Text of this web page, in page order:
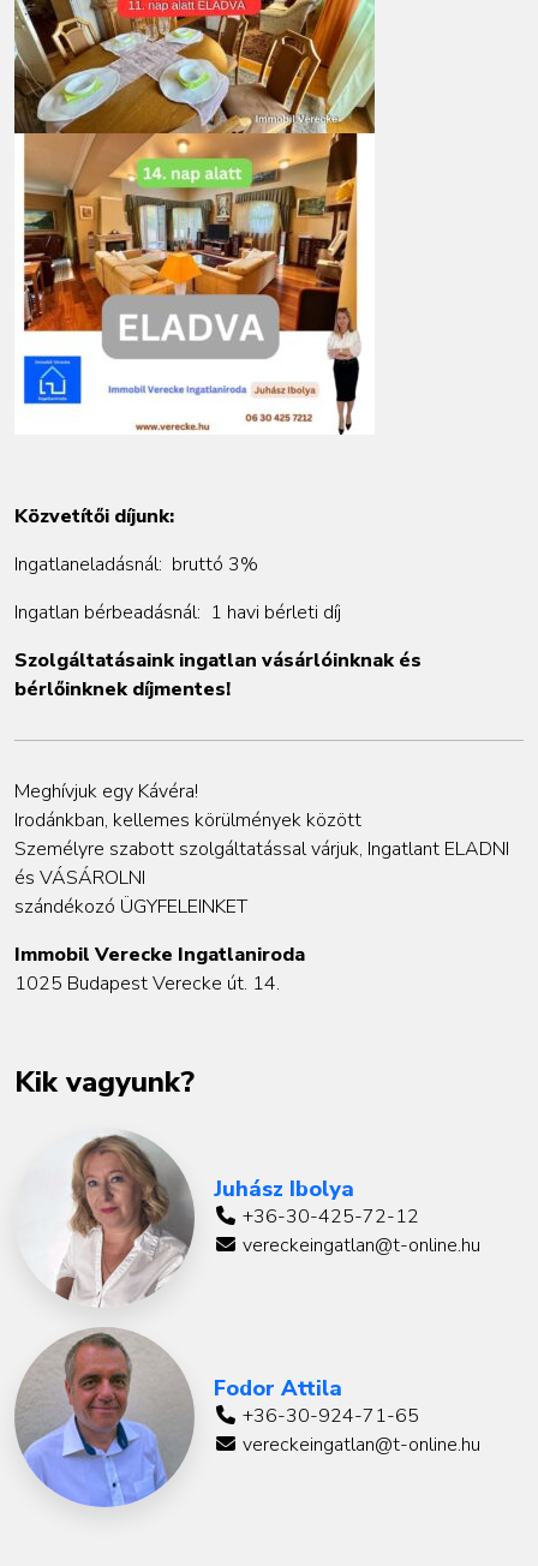
Közvetítői díjunk:
Ingatlaneladásnál: bruttó 3%
Ingatlan bérbeadásnál: 1 havi bérleti díj
Szolgáltatásaink ingatlan vásárlóinknak és
bérlőinknek díjmentes!
Meghívjuk egy Kávéra!
Irodánkban, kellemes körülmények között
Személyre szabott szolgáltatással várjuk, Ingatlant ELADNI
és VÁSÁROLNI
szándékozó ÜGYFELEINKET
Immobil Verecke Ingatlaniroda
1025 Budapest Verecke út. 14.
Kik vagyunk?
Juhász Ibolya
+36-30-425-72-12
vereckeingatlan@t-online.hu
Fodor Attila
+36-30-924-71-65
vereckeingatlan@t-online.hu